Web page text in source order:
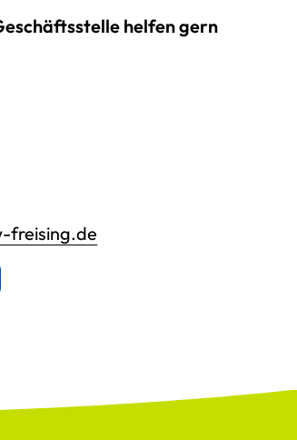
helfen gern
freising.de